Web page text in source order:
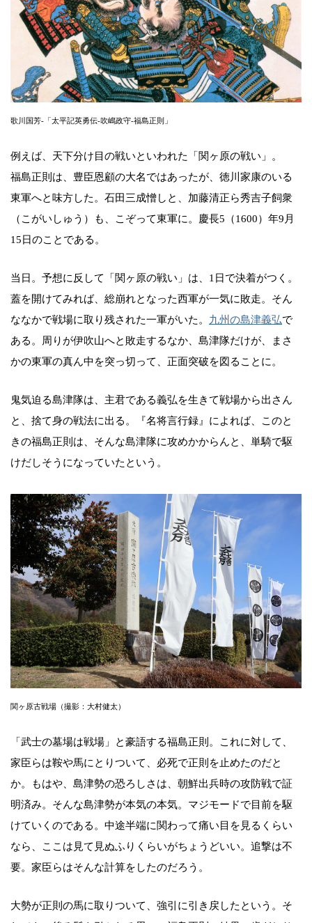
歌川国芳-「太平記英勇伝-吹嶋政守-福島正則」
例えば、天下分け目の戦いといわれた「関ヶ原の戦い」。
福島正則は、豊臣恩顧の大名ではあったが、徳川家康のいる
東軍へと味方した。石田三成憎しと、加藤清正ら秀吉子飼衆
（こがいしゅう）も、こぞって東軍に。慶長5（1600）年9月
15日のことである。
当日。予想に反して「関ヶ原の戦い」は、1日で決着がつく。
蓋を開けてみれば、総崩れとなった西軍が一気に敗走。そん
ななかで戦場に取り残された一軍がいた。 九州の島津義弘で
ある。周りが伊吹山へと敗走するなか、島津隊だけが、まさ
かの東軍の真ん中を突っ切って、正面突破を図ることに。
鬼気迫る島津隊は、主君である義弘を生きて戦場から出さん
と、捨て身の戦法に出る。『名将言行録』によれば、このと
きの福島正則は、そんな島津隊に攻めかからんと、単騎で駆
けだしそうになっていたという。
関ヶ原古戦場（撮影：大村健太）
「武士の墓場は戦場」と豪語する福島正則。これに対して、
家臣らは鞍や馬にとりついて、必死で正則を止めたのだと
か。もはや、島津勢の恐ろしさは、朝鮮出兵時の攻防戦で証
明済み。そんな島津勢が本気の本気。マジモードで目前を駆
けていくのである。中途半端に関わって痛い目を見るくらい
なら、ここは見て見ぬふりくらいがちょうどいい。追撃は不
要。家臣らはそんな計算をしたのだろう。
大勢が正則の馬に取りついて、強引に引き戻したという。そ